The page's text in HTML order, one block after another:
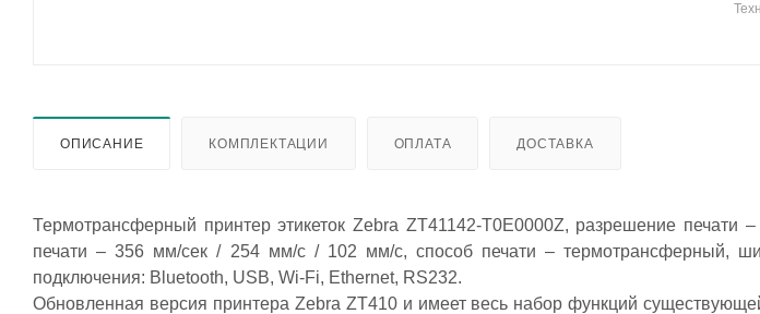
ОПИСАНИЕ КОМПЛЕКТАЦИИ ОПЛАТА ДОСТАВКА
Термотрансферный принтер этикеток Zebra ZT41142-T0E0000Z, разрешение печати
печати – 356 мм/сек / 254 мм/с / 102 мм/c, способ печати – термотрансферный,
подключения: Bluetooth, USB, Wi-Fi, Ethernet, RS232.
Обновленная версия принтера Zebra ZT410 и имеет весь набор функций